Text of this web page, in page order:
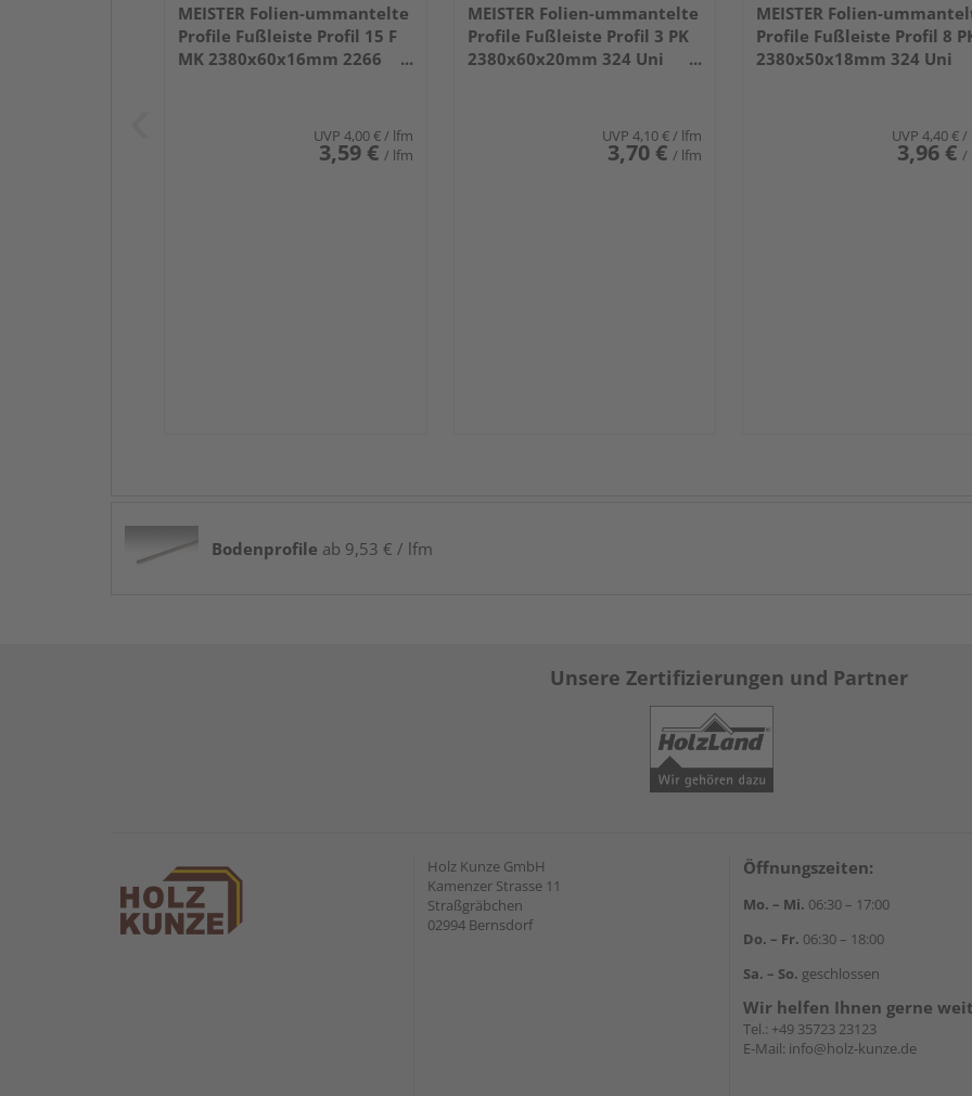
MEISTER Folien-ummantelte
Profile Fußleiste Profil 15 F
MK 2380x60x16mm 2266
UVP 4,00 €/ lfm
3,59 € / lfm
MEISTER Folien-ummantelte
Profile Fußleiste Profil 3 PK
2380x60x20mm 324 Uni
UVP 4,10 €/ lfm
3,70 € / lfm
MEISTER Folien-
Profile Fußleiste Profil 8
2380x50x18mm 324 Uni
UVP 4,40 €/
3,96 € /
Bodenprofile ab 9,53 € / lfm
Unsere Zertifizierungen und Partner
Holz Kunze GmbH
Kamenzer Strasse 11
Straßgräbchen
02994 Bernsdorf
Öffnungszeiten:
Mo. – Mi. 06:30 – 17:00
Do. – Fr. 06:30 – 18:00
Sa. – So. geschlossen
Wir helfen Ihnen gerne
Tel.: +49 35723 23123
E-Mail: info@holz-kunze.de